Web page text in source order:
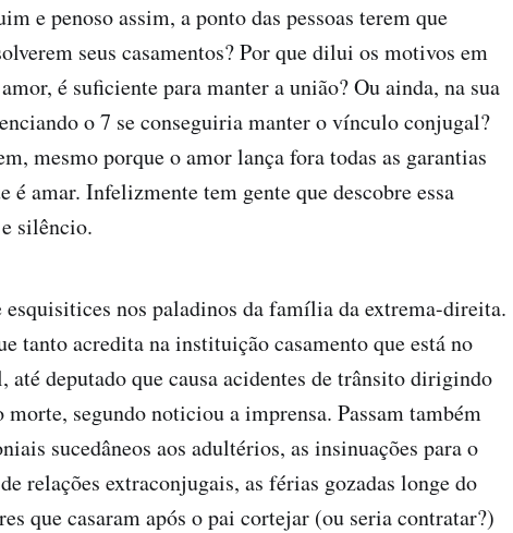
e penoso assim, a ponto das pessoas terem que
seus casamentos? Por que dilui os motivos em
é suficiente para manter a união? Ou ainda, na sua
o 7 se conseguiria manter o vínculo conjugal?
mesmo porque o amor lança fora todas as garantias
é amar. Infelizmente tem gente que descobre essa
silêncio.
nos paladinos da família da extrema-direita.
tanto acredita na instituição casamento que está no
deputado que causa acidentes de trânsito dirigindo
segundo noticiou a imprensa. Passam também
sucedâneos aos adultérios, as insinuações para o
relações extraconjugais, as férias gozadas longe do
que casaram após o pai cortejar (ou seria contratar?)